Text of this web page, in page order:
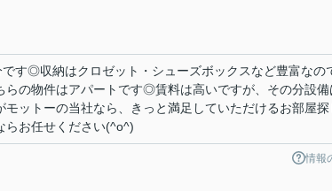
す◎収納はクロゼット・シューズボックスなど豊富なの
の物件はアパートです◎賃料は高いですが、その分設備
ットーの当社なら、きっと満足していただけるお部屋探
お任せください(^o^)
情報